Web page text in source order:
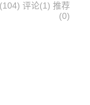
评论(1) 推荐
(0)